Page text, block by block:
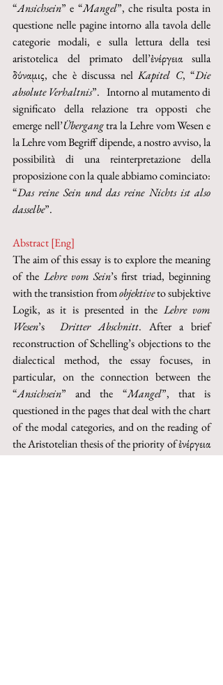
“Ansichsein” e “Mangel”, che risulta posta in
questione nelle pagine intorno alla tavola delle
categorie modali, e sulla lettura della tesi
aristotelica del primato dell’ἐνέργεια sulla
δύναμις, che è discussa nel Kapitel C, “Die
absolute Verhaltnis”.   Intorno al mutamento di
significato della relazione tra opposti che
emerge nell’Übergang tra la Lehre vom Wesen e
la Lehre vom Begriff dipende, a nostro avviso, la
possibilità di una reinterpretazione della
proposizione con la quale abbiamo cominciato:
“Das reine Sein und das reine Nichts ist also
dasselbe”.
Abstract [Eng]
The aim of this essay is to explore the meaning
of the Lehre vom Sein’s first triad, beginning
with the transistion from objektive to subjektive
Logik, as it is presented in the Lehre vom
Wesen’s Dritter Abschnitt. After a brief
reconstruction of Schelling’s objections to the
dialectical method, the essay focuses, in
particular, on the connection between the
“Ansichsein” and the “Mangel”, that is
questioned in the pages that deal with the chart
of the modal categories, and on the reading of
the Aristotelian thesis of the priority of ἐνέργεια